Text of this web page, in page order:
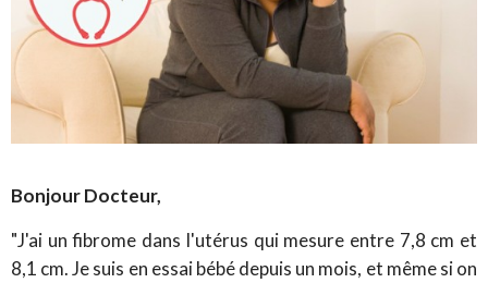
Bonjour Docteur,
"J'ai un fibrome dans l'utérus qui mesure entre 7,8 cm et
8,1 cm. Je suis en essai bébé depuis un mois, et même si on